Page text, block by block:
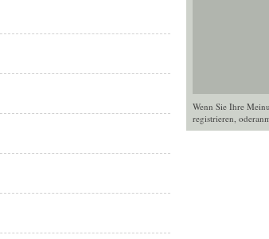
Wenn Sie Ihre
registrieren, oder